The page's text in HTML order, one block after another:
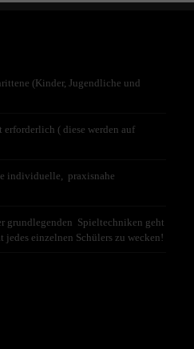
(Kinder, Jugendliche und
( diese werden auf
individuelle, praxisnahe
grundlegenden Spieltechniken geht
einzelnen Schülers zu wecken!